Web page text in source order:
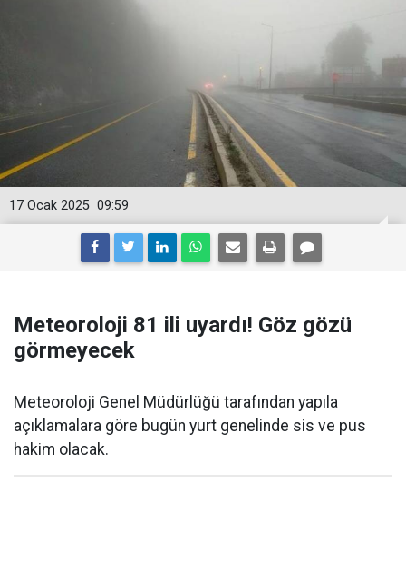
09:59
17 Ocak 2025
Meteoroloji 81 ili uyardı! Göz gözü
görmeyecek
Meteoroloji Genel Müdürlüğü tarafından yapıla
açıklamalara göre bugün yurt genelinde sis ve pus
hakim olacak.